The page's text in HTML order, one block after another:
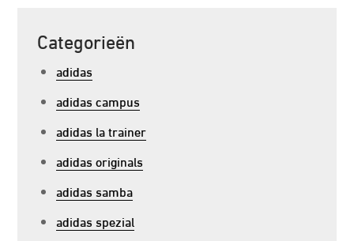
Categorieën
adidas
adidas campus
adidas la trainer
adidas originals
adidas samba
adidas spezial